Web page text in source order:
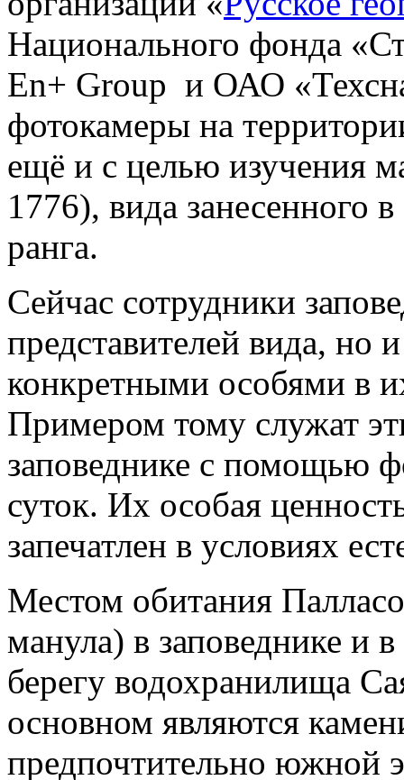
Национального фонда
En+ Group и ОАО
фотокамеры на
ещё и с целью изучения
1776), вида занесенного
ранга.
Сейчас сотрудники
представителей вида, но
конкретными особями в
Примером тому служат
заповеднике с помощью
суток. Их особая
запечатлен в условиях
Местом обитания
манула) в заповеднике и
берегу водохранилища
основном являются
предпочтительно южной